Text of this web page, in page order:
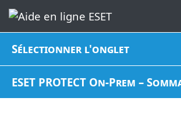
Sélectionner l'onglet
ESET PROTECT On-Prem –